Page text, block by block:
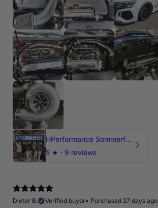
HPerformance Sommerfest 2026
5 ★ · 9 reviews
Dieter B.
Verified buyer• Purchased 27 days ago